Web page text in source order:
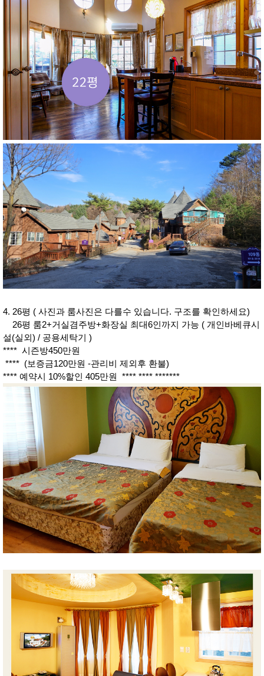
4. 26평 ( 사진과 룸사진은 다를수 있습니다. 구조를 확인하세요)
26평 룸2+거실겸주방+화장실 최대6인까지 가능 ( 개인바베큐시
설(실외) / 공용세탁기 )
**** 시즌방450만원
**** (보증금120만원 -관리비 제외후 환불)
**** 예약시 10%할인 405만원 **** **** *******